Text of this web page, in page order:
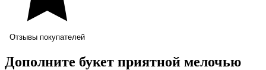
Отзывы покупателей
Дополните букет приятной мелочью